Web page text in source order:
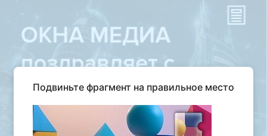
Подвиньте фрагмент на правильное место